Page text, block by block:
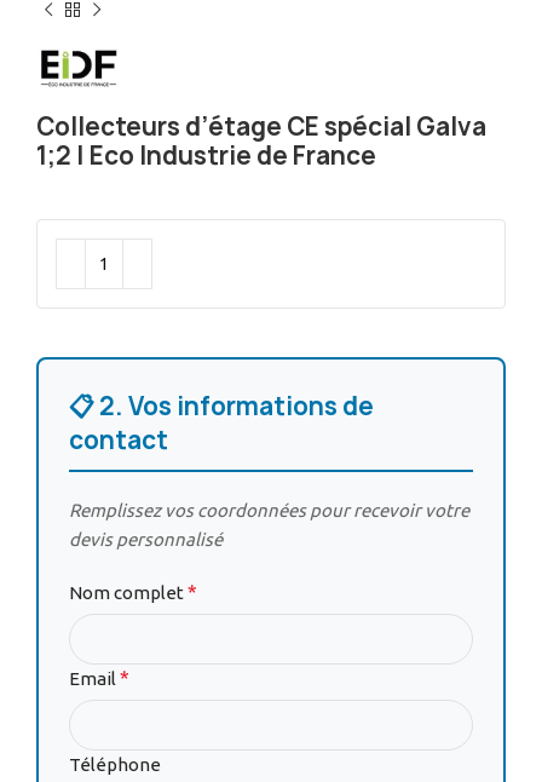
Collecteurs d’étage CE spécial Galva
1;2 | Eco Industrie de France
📋 2. Vos informations de
contact
Remplissez vos coordonnées pour recevoir votre
devis personnalisé
Nom complet*
Email *
Téléphone